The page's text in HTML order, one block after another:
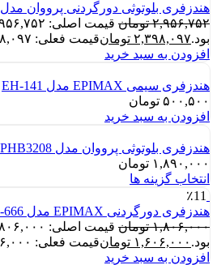
هندزفری بلوتوثی دورگردنی پرووان مدل PHB3307
۲,۹۵۶,۷۵۲ تومان
بود.۲,۳۹۸,۰۹۷ تومانقیمت فعلی: ۲,۳۹۸,۰۹۷ تومان.
افزودن به سبد خرید
هندزفری سیمی EPIMAX مدل EH-141
۵۰۰,۵۰۰ تومان
افزودن به سبد خرید
هندزفری بلوتوثی پرووان مدل PHB3208
۱,۸۹۰,۰۰۰ تومان
انتخاب گزینه ها
٪11
هندزفری دورگردنی EPIMAX مدل EH-666
۱,۸۰۶,۰۰۰ تومان
بود. ۱,۶۰۶,۰۰۰ تومانقیمت فعلی: ۱,۶۰۶,۰۰۰ تومان.
افزودن به سبد خرید